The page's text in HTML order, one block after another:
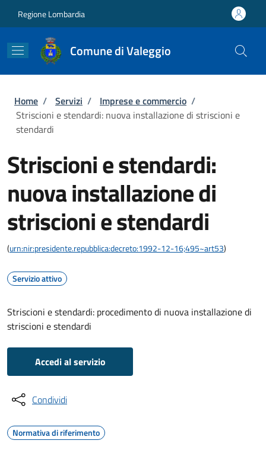
Regione Lombardia
Comune di Valeggio
Briciole di pane
Home / Servizi / Imprese e commercio /
Striscioni e stendardi: nuova installazione di striscioni e
stendardi
Striscioni e stendardi:
nuova installazione di
striscioni e stendardi
(urn:nir:presidente.repubblica:decreto:1992-12-16;495~art53)
Servizio attivo
Striscioni e stendardi: procedimento di nuova installazione di
striscioni e stendardi
Accedi al servizio
Condividi
Normativa di riferimento